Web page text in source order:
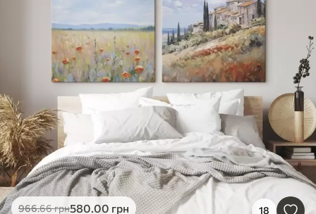
966.66грн580.00 грн 18